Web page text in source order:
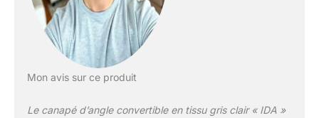
Mon avis sur ce produit
Le canapé d’angle convertible en tissu gris clair « IDA »